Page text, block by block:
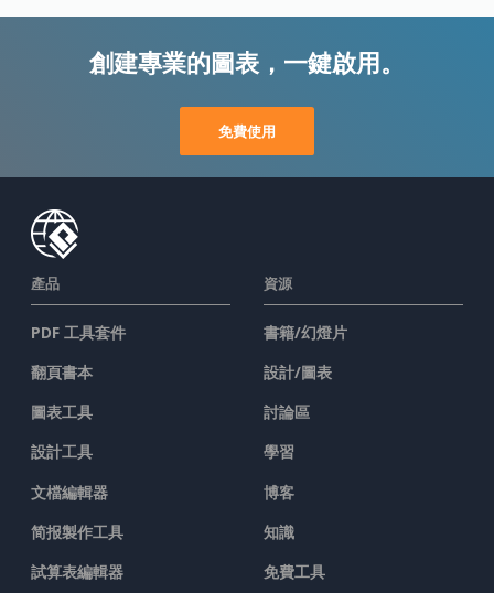
創建專業的圖表，一鍵啟用。
免費使用
產品
PDF 工具套件
翻頁書本
圖表工具
設計工具
文檔編輯器
简报製作工具
試算表編輯器
資源
書籍/幻燈片
設計/圖表
討論區
學習
博客
知識
免費工具